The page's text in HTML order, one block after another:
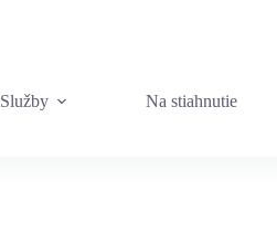
Služby Na stiahnutie